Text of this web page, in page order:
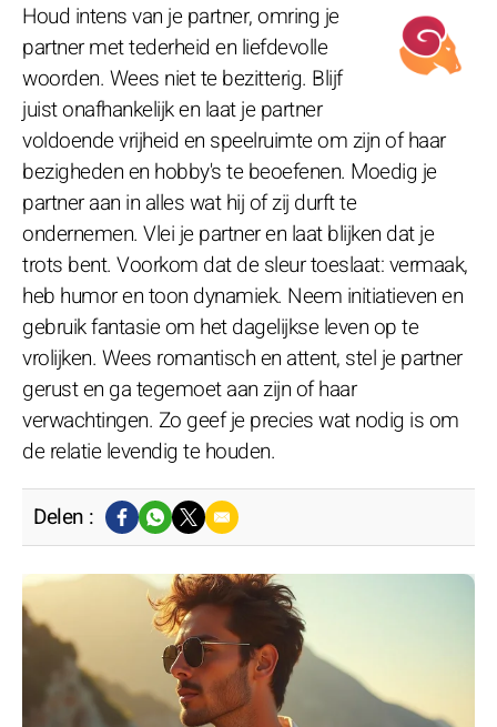
Houd intens van je partner, omring je
partner met tederheid en liefdevolle
woorden. Wees niet te bezitterig. Blijf
juist onafhankelijk en laat je partner
voldoende vrijheid en speelruimte om zijn of haar
bezigheden en hobby's te beoefenen. Moedig je
partner aan in alles wat hij of zij durft te
ondernemen. Vlei je partner en laat blijken dat je
trots bent. Voorkom dat de sleur toeslaat: vermaak,
heb humor en toon dynamiek. Neem initiatieven en
gebruik fantasie om het dagelijkse leven op te
vrolijken. Wees romantisch en attent, stel je partner
gerust en ga tegemoet aan zijn of haar
verwachtingen. Zo geef je precies wat nodig is om
de relatie levendig te houden.
Delen :